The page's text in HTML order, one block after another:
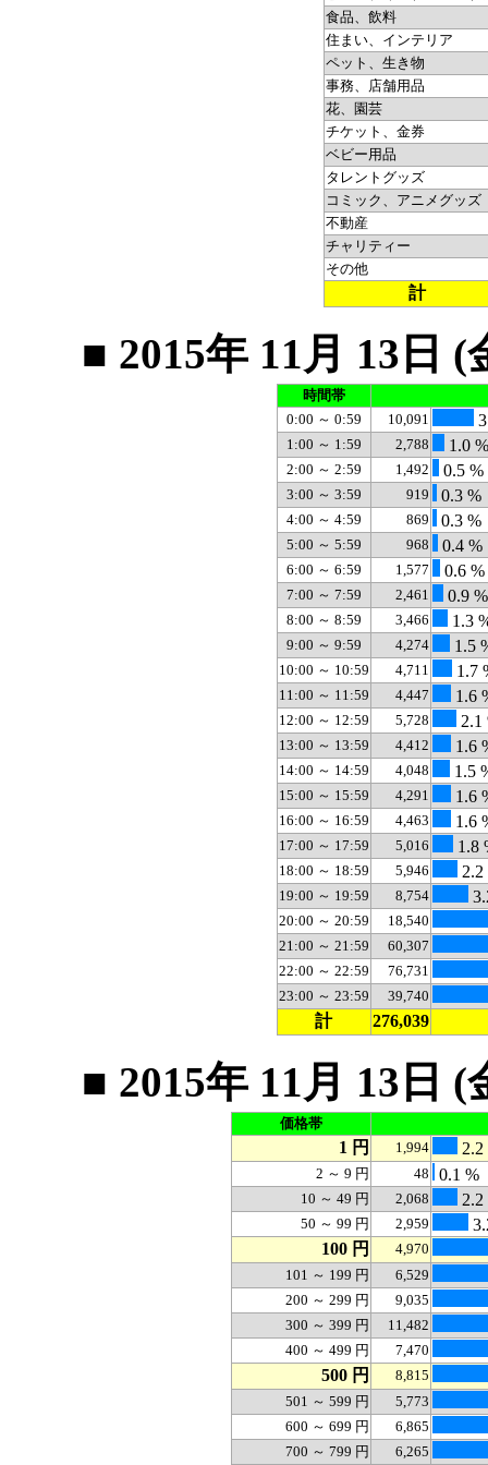
食品、飲料
住まい、インテリア
ペット、生き物
事務、店舗用品
花、園芸
チケット、金券
ベビー用品
タレントグッズ
コミック、アニメグッズ
不動産
チャリティー
その他
計
■ 2015年 11月 13日
時間帯
0:00 ～ 0:59
10,091
1:00 ～ 1:59 2,788 1.0 %
2:00 ～ 2:59 1,492 0.5 %
3:00 ～ 3:59 919 0.3 %
4:00 ～ 4:59 869 0.3 %
5:00 ～ 5:59 968 0.4 %
6:00 ～ 6:59 1,577 0.6 %
7:00 ～ 7:59 2,461 0.9 %
8:00 ～ 8:59 3,466 1.3
9:00 ～ 9:59 4,274 1.5
10:00 ～ 10:59 4,711 1.7
11:00 ～ 11:59 4,447 1.6
12:00 ～ 12:59 5,728 2.1
13:00 ～ 13:59 4,412 1.6
14:00 ～ 14:59 4,048 1.5
15:00 ～ 15:59 4,291 1.6
16:00 ～ 16:59 4,463 1.6
17:00 ～ 17:59 5,016 1.8
18:00 ～ 18:59 5,946 2.2
19:00 ～ 19:59 8,754
20:00 ～ 20:59
18,540
21:00 ～ 21:59
60,307
22:00 ～ 22:59
76,731
23:00 ～ 23:59
39,740
計 276,039
■ 2015年 11月 13日
価格帯
1 円 1,994 2.2
2 ～ 9 円 48 0.1 %
10 ～ 49 円 2,068 2.2
50 ～ 99 円 2,959
100 円
4,970
101 ～ 199 円
6,529
200 ～ 299 円
9,035
300 ～ 399 円
11,482
400 ～ 499 円
7,470
500 円
8,815
501 ～ 599 円
5,773
600 ～ 699 円
6,865
700 ～ 799 円
6,265